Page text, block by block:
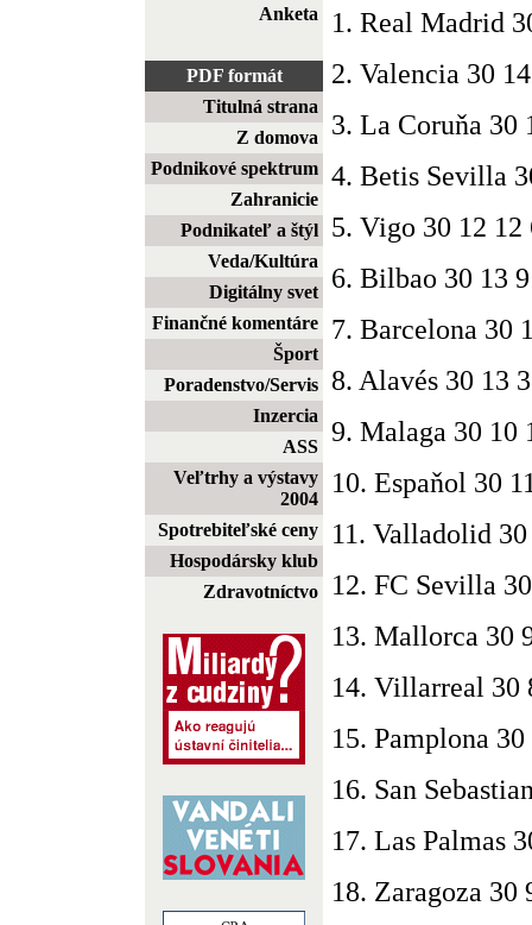
Anketa
PDF formát
Titulná strana
Z domova
Podnikové spektrum
Zahranicie
Podnikateľ a štýl
Veda/Kultúra
Digitálny svet
Finančné komentáre
Šport
Poradenstvo/Servis
Inzercia
ASS
Veľtrhy a výstavy
2004
Spotrebiteľské ceny
Hospodársky klub
Zdravotníctvo
1. Real Madrid
2. Valencia 30
3. La Coruňa 30
4. Betis Sevilla
5. Vigo 30 12 12
6. Bilbao 30 13
7. Barcelona 30
8. Alavés 30 13
9. Malaga 30 10
10. Espaňol 30
11. Valladolid
12. FC Sevilla
13. Mallorca 30
14. Villarreal 30
15. Pamplona
16. San
17. Las Palmas
18. Zaragoza 30